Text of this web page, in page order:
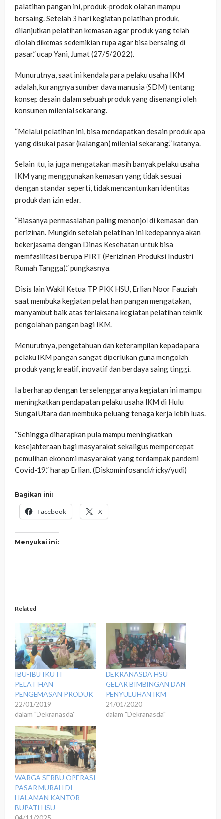
palatihan pangan ini, produk-prodok olahan mampu
bersaing. Setelah 3 hari kegiatan pelatihan produk,
dilanjutkan pelatihan kemasan agar produk yang telah
diolah dikemas sedemikian rupa agar bisa bersaing di
pasar.” ucap Yani, Jumat (27/5/2022).
Munurutnya, saat ini kendala para pelaku usaha IKM
adalah, kurangnya sumber daya manusia (SDM) tentang
konsep desain dalam sebuah produk yang disenangi oleh
konsumen milenial sekarang.
“Melalui pelatihan ini, bisa mendapatkan desain produk apa
yang disukai pasar (kalangan) milenial sekarang.” katanya.
Selain itu, ia juga mengatakan masih banyak pelaku usaha
IKM yang menggunakan kemasan yang tidak sesuai
dengan standar seperti, tidak mencantumkan identitas
produk dan izin edar.
“Biasanya permasalahan paling menonjol di kemasan dan
perizinan. Mungkin setelah pelatihan ini kedepannya akan
bekerjasama dengan Dinas Kesehatan untuk bisa
memfasilitasi berupa PIRT (Perizinan Produksi Industri
Rumah Tangga).” pungkasnya.
Disis lain Wakil Ketua TP PKK HSU, Erlian Noor Fauziah
saat membuka kegiatan pelatihan pangan mengatakan,
manyambut baik atas terlaksana kegiatan pelatihan teknik
pengolahan pangan bagi IKM.
Menurutnya, pengetahuan dan keterampilan kepada para
pelaku IKM pangan sangat diperlukan guna mengolah
produk yang kreatif, inovatif dan berdaya saing tinggi.
Ia berharap dengan terselenggaranya kegiatan ini mampu
meningkatkan pendapatan pelaku usaha IKM di Hulu
Sungai Utara dan membuka peluang tenaga kerja lebih luas.
“Sehingga diharapkan pula mampu meningkatkan
kesejahteraan bagi masyarakat sekaligus mempercepat
pemulihan ekonomi masyarakat yang terdampak pandemi
Covid-19.” harap Erlian. (Diskominfosandi/ricky/yudi)
Bagikan ini:
Facebook X
Menyukai ini:
Related
IBU-IBU IKUTI
PELATIHAN
PENGEMASAN PRODUK
22/01/2019
dalam "Dekranasda"
DEKRANASDA HSU
GELAR BIMBINGAN DAN
PENYULUHAN IKM
24/01/2020
dalam "Dekranasda"
WARGA SERBU OPERASI
PASAR MURAH DI
HALAMAN KANTOR
BUPATI HSU
04/11/2025